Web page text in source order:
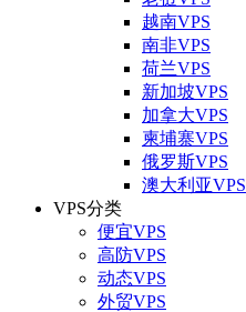
越南VPS
南非VPS
荷兰VPS
新加坡VPS
加拿大VPS
柬埔寨VPS
俄罗斯VPS
澳大利亚VPS
VPS分类
便宜VPS
高防VPS
动态VPS
外贸VPS